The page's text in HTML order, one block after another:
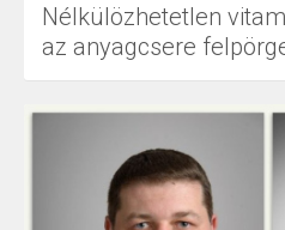
Nélkülözhetetlen
az anyagcsere